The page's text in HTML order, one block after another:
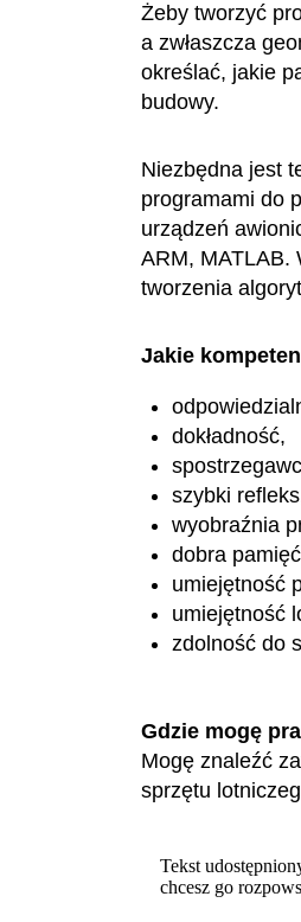
Żeby tworzyć
a zwłaszcza
określać, jakie
budowy.
Niezbędna jest
programami do
urządzeń
ARM, MATLAB.
tworzenia
Jakie
dokładność,
szybki
wyobraźnia
dobra
umiejętność
umiejętność
zdolność do
Gdzie mogę
Mogę znaleźć
sprzętu
Tekst
chcesz go